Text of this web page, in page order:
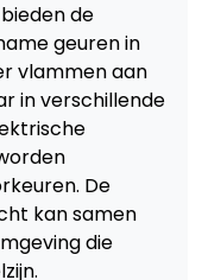
de
geuren in
vlammen aan
in verschillende
De
kan samen
die